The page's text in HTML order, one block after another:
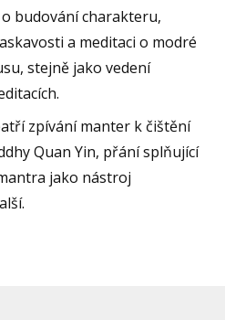
budování charakteru,
a meditaci o modré
stejně jako vedení
zpívání manter k čištění
Quan Yin, přání splňující
jako nástroj